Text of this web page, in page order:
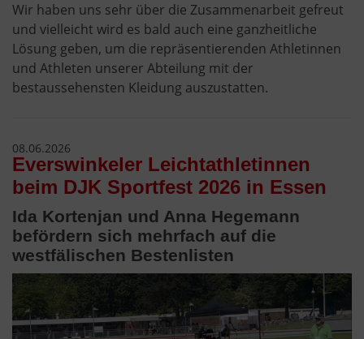
Wir haben uns sehr über die Zusammenarbeit gefreut
und vielleicht wird es bald auch eine ganzheitliche
Lösung geben, um die repräsentierenden Athletinnen
und Athleten unserer Abteilung mit der
bestaussehensten Kleidung auszustatten.
08.06.2026
Everswinkeler Leichtathletinnen
beim DJK Sportfest 2026 in Essen
Ida Kortenjan und Anna Hegemann
befördern sich mehrfach auf die
westfälischen Bestenlisten